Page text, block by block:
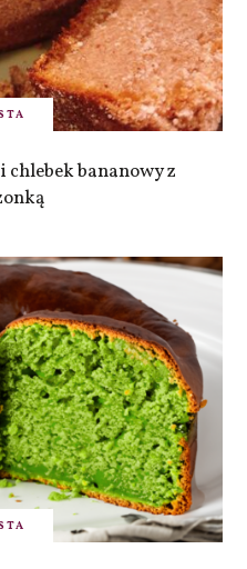
bananowy z